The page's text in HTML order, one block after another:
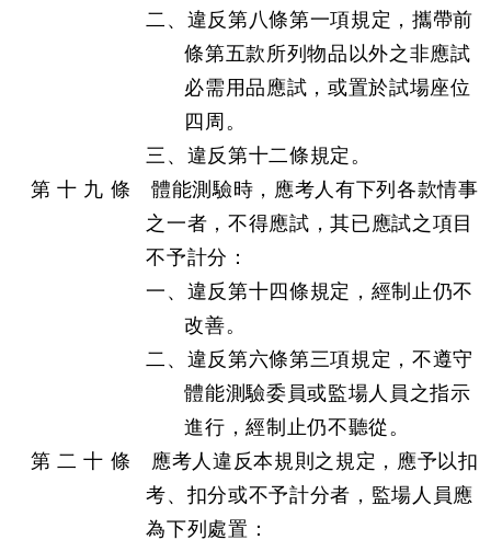
二、違反第八條第一項規定，攜帶前
條第五款所列物品以外之非應試
必需用品應試，或置於試場座位
四周。
三、違反第十二條規定。
第 十 九 條 體能測驗時，應考人有下列各款情事
之一者，不得應試，其已應試之項目
不予計分：
一、違反第十四條規定，經制止仍不
改善。
二、違反第六條第三項規定，不遵守
體能測驗委員或監場人員之指示
進行，經制止仍不聽從。
第 二 十 條 應考人違反本規則之規定，應予以扣
考、扣分或不予計分者，監場人員應
為下列處置：